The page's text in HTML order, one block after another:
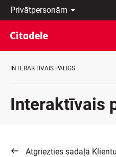
Privātpersonām
Uzņēmumiem
Private
Banking
Par
C
lv
Latviski
По-
русски
In
INTERAKTĪVAIS PALĪGS
Interaktīvais
Atgriezties sadaļā